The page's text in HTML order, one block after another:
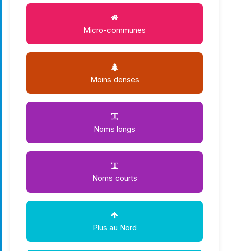
Micro-communes
Moins denses
Noms longs
Noms courts
Plus au Nord